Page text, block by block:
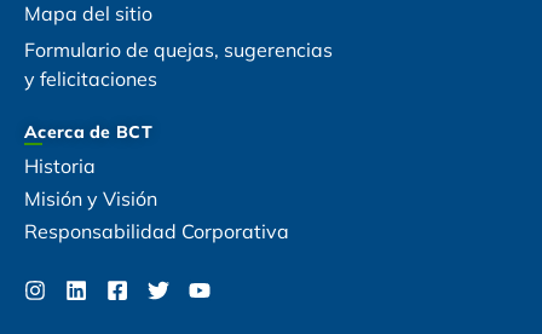
Mapa del sitio
Formulario de quejas, sugerencias
y felicitaciones
Acerca de BCT
Historia
Misión y Visión
Responsabilidad Corporativa